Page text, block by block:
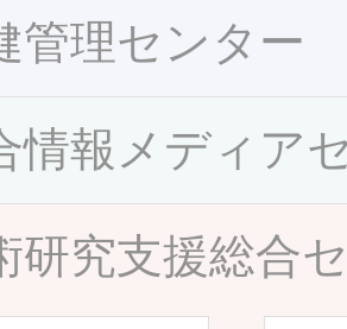
管理センター
情報メディア
研究支援総合